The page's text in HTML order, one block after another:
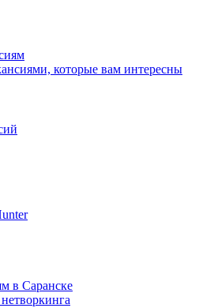
которые вам интересны
в Саранске